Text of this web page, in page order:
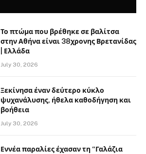
Το πτώμα που βρέθηκε σε βαλίτσα
στην Αθήνα είναι 38χρονης Βρετανίδας
| Ελλάδα
July 30, 2026
Ξεκίνησα έναν δεύτερο κύκλο
ψυχανάλυσης, ήθελα καθοδήγηση και
βοήθεια
July 30, 2026
Εννέα παραλίες έχασαν τη “Γαλάζια